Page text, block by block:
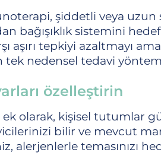
şiddetli veya uzun
bağışıklık sistemini
aşırı tepkiyi azaltmayı
tek nedensel tedavi
özelleştirin
ek olarak, kişisel tutumlar
bilir ve mevcut
alerjenlerle temasınızı